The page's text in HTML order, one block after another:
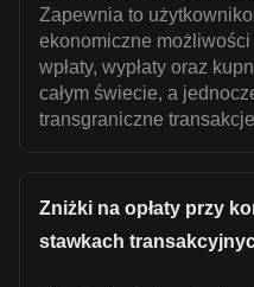
Zapewnia to
ekonomiczne możliwości
wpłaty, wypłaty oraz
całym świecie, a
transgraniczne
Zniżki na opłaty przy
stawkach